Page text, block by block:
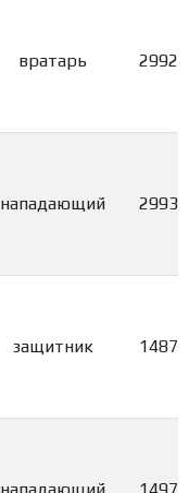
вратарь 2992
нападающий 2993
защитник 1487